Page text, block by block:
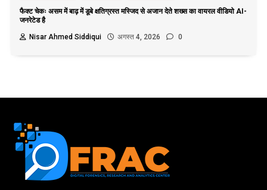
फैक्ट चेकः असम में बाढ़ में डूबे क्षतिग्रस्त मस्जिद से अजान देते शख्स का वायरल वीडियो AI-
जनरेटेड है
Nisar Ahmed Siddiqui
अगस्त 4, 2026 0